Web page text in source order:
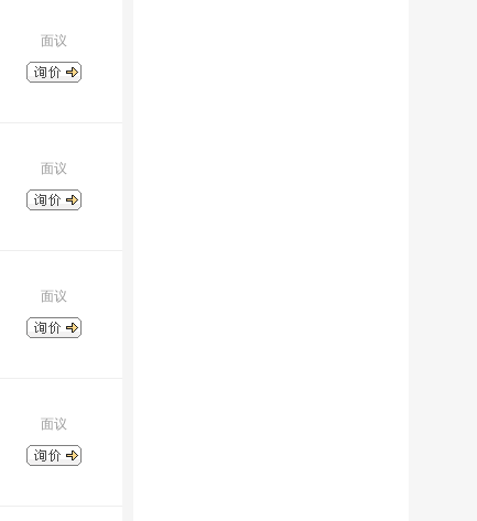
面议
面议
面议
面议